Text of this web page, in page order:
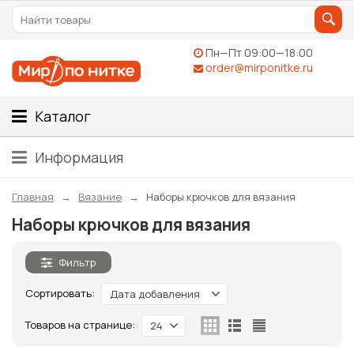
Пн—Пт 09:00—18:00
order@mirponitke.ru
Каталог
Информация
Главная Вязание Наборы крючков для вязания
Наборы крючков для вязания
Фильтр
Сортировать: Дата добавления
Товаров на странице: 24